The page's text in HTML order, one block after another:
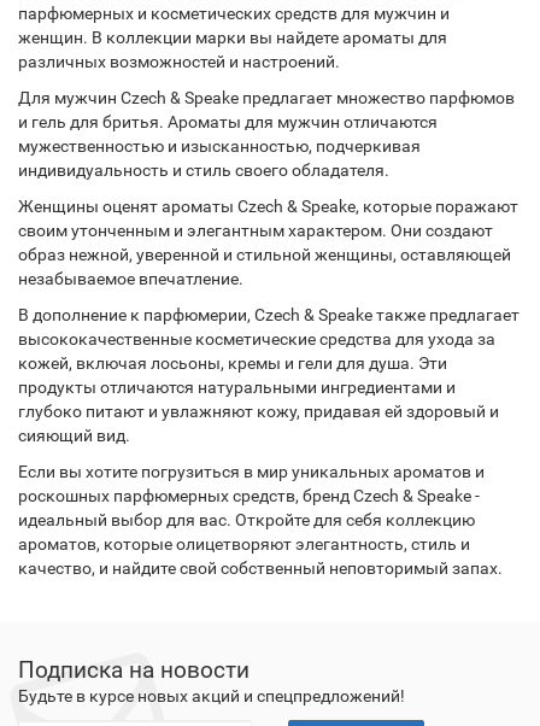
парфюмерных и косметических средств для мужчин и
женщин. В коллекции марки вы найдете ароматы для
различных возможностей и настроений.
Для мужчин Czech & Speake предлагает множество парфюмов
и гель для бритья. Ароматы для мужчин отличаются
мужественностью и изысканностью, подчеркивая
индивидуальность и стиль своего обладателя.
Женщины оценят ароматы Czech & Speake, которые поражают
своим утонченным и элегантным характером. Они создают
образ нежной, уверенной и стильной женщины, оставляющей
незабываемое впечатление.
В дополнение к парфюмерии, Czech & Speake также предлагает
высококачественные косметические средства для ухода за
кожей, включая лосьоны, кремы и гели для душа. Эти
продукты отличаются натуральными ингредиентами и
глубоко питают и увлажняют кожу, придавая ей здоровый и
сияющий вид.
Если вы хотите погрузиться в мир уникальных ароматов и
роскошных парфюмерных средств, бренд Czech & Speake -
идеальный выбор для вас. Откройте для себя коллекцию
ароматов, которые олицетворяют элегантность, стиль и
качество, и найдите свой собственный неповторимый запах.
Подписка на новости
Будьте в курсе новых акций и спецпредложений!